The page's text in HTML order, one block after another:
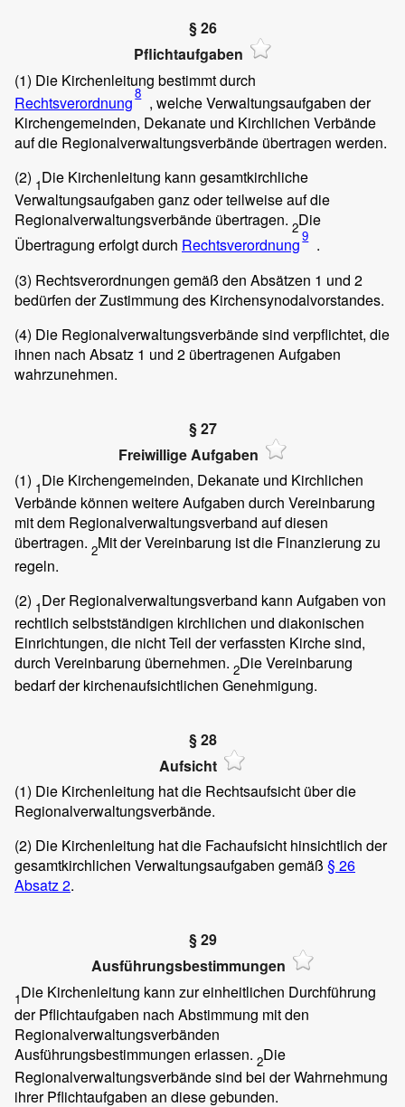
§ 26
Pflichtaufgaben
(1) Die Kirchenleitung bestimmt durch
Rechtsverordnung8 , welche Verwaltungsaufgaben der
Kirchengemeinden, Dekanate und Kirchlichen Verbände
auf die Regionalverwaltungsverbände übertragen werden.
(2) 1Die Kirchenleitung kann gesamtkirchliche
Verwaltungsaufgaben ganz oder teilweise auf die
Regionalverwaltungsverbände übertragen. 2Die
Übertragung erfolgt durch Rechtsverordnung9 .
(3) Rechtsverordnungen gemäß den Absätzen 1 und 2
bedürfen der Zustimmung des Kirchensynodalvorstandes.
(4) Die Regionalverwaltungsverbände sind verpflichtet, die
ihnen nach Absatz 1 und 2 übertragenen Aufgaben
wahrzunehmen.
§ 27
Freiwillige Aufgaben
(1) 1Die Kirchengemeinden, Dekanate und Kirchlichen
Verbände können weitere Aufgaben durch Vereinbarung
mit dem Regionalverwaltungsverband auf diesen
übertragen. 2Mit der Vereinbarung ist die Finanzierung zu
regeln.
(2) 1Der Regionalverwaltungsverband kann Aufgaben von
rechtlich selbstständigen kirchlichen und diakonischen
Einrichtungen, die nicht Teil der verfassten Kirche sind,
durch Vereinbarung übernehmen. 2Die Vereinbarung
bedarf der kirchenaufsichtlichen Genehmigung.
§ 28
Aufsicht
(1) Die Kirchenleitung hat die Rechtsaufsicht über die
Regionalverwaltungsverbände.
(2) Die Kirchenleitung hat die Fachaufsicht hinsichtlich der
gesamtkirchlichen Verwaltungsaufgaben gemäß § 26
Absatz 2.
§ 29
Ausführungsbestimmungen
1Die Kirchenleitung kann zur einheitlichen Durchführung
der Pflichtaufgaben nach Abstimmung mit den
Regionalverwaltungsverbänden
Ausführungsbestimmungen erlassen. 2Die
Regionalverwaltungsverbände sind bei der Wahrnehmung
ihrer Pflichtaufgaben an diese gebunden.